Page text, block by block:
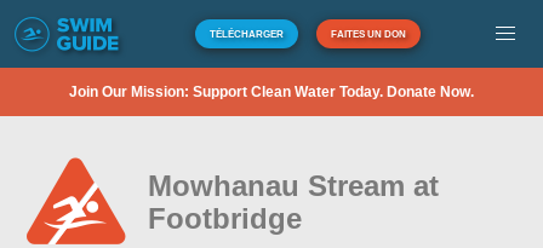
TÉLÉCHARGER FAITES UN DON
Join Our Mission: Support Clean Water Today. Donate Now.
Mowhanau Stream at
Footbridge